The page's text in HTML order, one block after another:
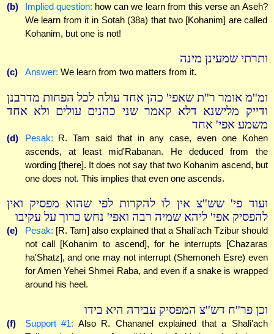
(b) Implied question: how can we learn from this verse an Aseh?
We learn from it in Sotah (38a) that two [Kohanim] are called
Kohanim, but one is not!
ותרתי שמעינן מינה
(c) Answer: We learn from two matters from it.
ומ''מ אומר ר''ת שאפי' כהן אחד עולה לכל הפחות מדרבנן
ודייק מלישנא דלא קאמר שני כהנים עולים ולא אחד
משמע אפי' אחד
(d) Pesak: R. Tam said that in any case, even one Kohen
ascends, at least mid'Rabanan. He deduced from the
wording [there]. It does not say that two Kohanim ascend, but
one does not. This implies that even one ascends.
ועוד פי' שש''צ אין לו להקרות לפי שהוא מפסיק ואין
להפסיק אפי' ליהא שמיה רבה ואפי' נחש כרוך על עקיבו
(e) Pesak: [R. Tam] also explained that a Shali'ach Tzibur should
not call [Kohanim to ascend], for he interrupts [Chazaras
ha'Shatz], and one may not interrupt (Shemoneh Esre) even
for Amen Yehei Shmei Raba, and even if a snake is wrapped
around his heel.
וכן פר''ח דש''צ המפסיק עבירה היא בידו
(f) Support #1: Also R. Chananel explained that a Shali'ach